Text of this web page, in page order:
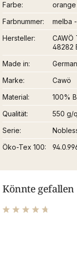
Farbe
orange
Farbnummer
melba -
Hersteller
CAWÖ
48282
Made in
Marke
Cawö
Material
100%
Qualität
550 g/
Serie
Öko-Tex 100
Könnte gefallen
Durchschnittliche